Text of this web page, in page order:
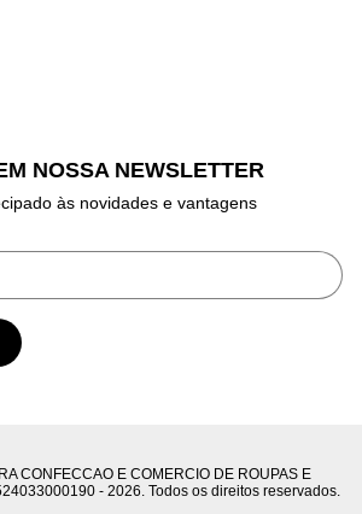
NOSSA NEWSLETTER
às novidades e vantagens
CONFECCAO E COMERCIO DE ROUPAS E
- 2026. Todos os direitos reservados.